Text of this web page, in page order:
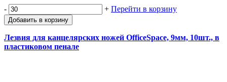
- + Перейти в корзину
Добавить в корзину
Лезвия для канцелярских ножей OfficeSpace, 9мм, 10шт., в
пластиковом пенале